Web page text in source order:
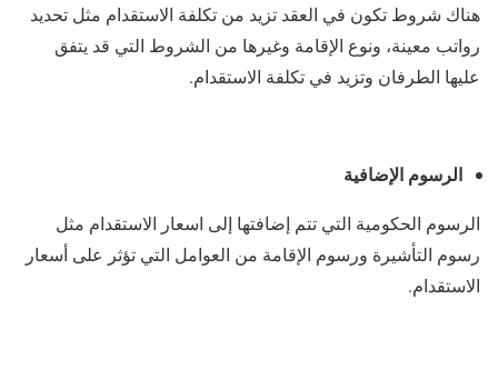
هناك شروط تكون في العقد تزيد من تكلفة الاستقدام مثل تحديد
رواتب معينة، ونوع الإقامة وغيرها من الشروط التي قد يتفق
عليها الطرفان وتزيد في تكلفة الاستقدام.
الرسوم الإضافية
الرسوم الحكومية التي تتم إضافتها إلى اسعار الاستقدام مثل
رسوم التأشيرة ورسوم الإقامة من العوامل التي تؤثر على أسعار
الاستقدام.